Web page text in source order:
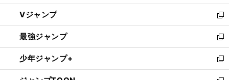
ウ
ィ
ン
ド
ウ
で
開
し
い
ウ
ィ
ン
ド
ウ
Vジャンプ
新
し
い
ウ
ィ
ン
最強ジャンプ
新
し
い
ウ
少年ジャンプ+
新
し